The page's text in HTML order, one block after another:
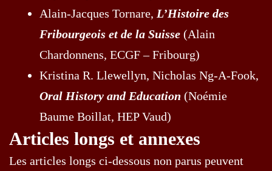
Alain-Jacques Tornare, L’Histoire des
Fribourgeois et de la Suisse (Alain
Chardonnens, ECGF – Fribourg)
Kristina R. Llewellyn, Nicholas Ng-A-Fook,
Oral History and Education (Noémie
Baume Boillat, HEP Vaud)
Articles longs et annexes
Les articles longs ci-dessous non parus peuvent